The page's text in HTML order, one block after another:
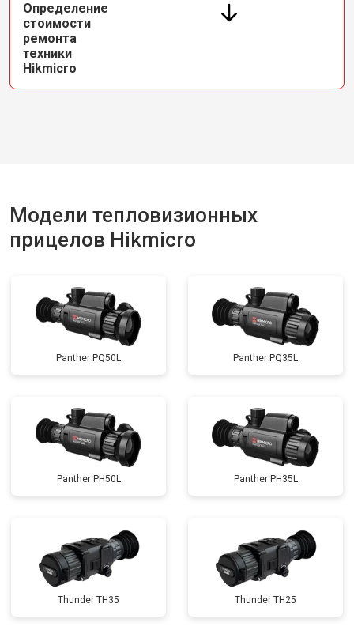
Определение
стоимости
ремонта
техники
Hikmicro
Модели тепловизионных
прицелов Hikmicro
Panther PQ50L Panther PQ35L
Panther PH50L Panther PH35L
Thunder TH35 Thunder TH25